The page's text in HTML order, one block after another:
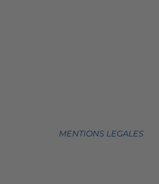
MENTIONS LEGALES